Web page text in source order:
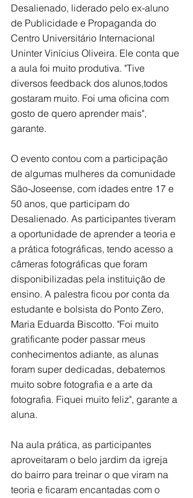
Desalienado, liderado pelo ex-aluno
de Publicidade e Propaganda do
Centro Universitário Internacional
Uninter Vinícius Oliveira. Ele conta que
a aula foi muito produtiva. "Tive
diversos feedback dos alunos,todos
gostaram muito. Foi uma oficina com
gosto de quero aprender mais",
garante.
O evento contou com a participação
de algumas mulheres da comunidade
São-Joseense, com idades entre 17 e
50 anos, que participam do
Desalienado. As participantes tiveram
a oportunidade de aprender a teoria e
a prática fotográficas, tendo acesso a
câmeras fotográficas que foram
disponibilizadas pela instituição de
ensino. A palestra ficou por conta da
estudante e bolsista do Ponto Zero,
Maria Eduarda Biscotto. "Foi muito
gratificante poder passar meus
conhecimentos adiante, as alunas
foram super dedicadas, debatemos
muito sobre fotografia e a arte da
fotografia. Fiquei muito feliz", garante a
aluna.
Na aula prática, as participantes
aproveitaram o belo jardim da igreja
do bairro para treinar o que viram na
teoria e ficaram encantadas com o